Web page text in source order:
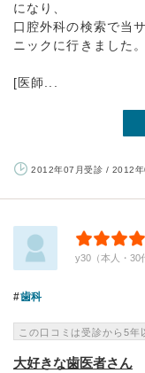
になり、
口腔外科の検索で当
ニックに行きました。
[医師...
2012年07月受診 / 2012年
y30（本人・30
歯科
この口コミは受診から5年
大好きな歯医者さん